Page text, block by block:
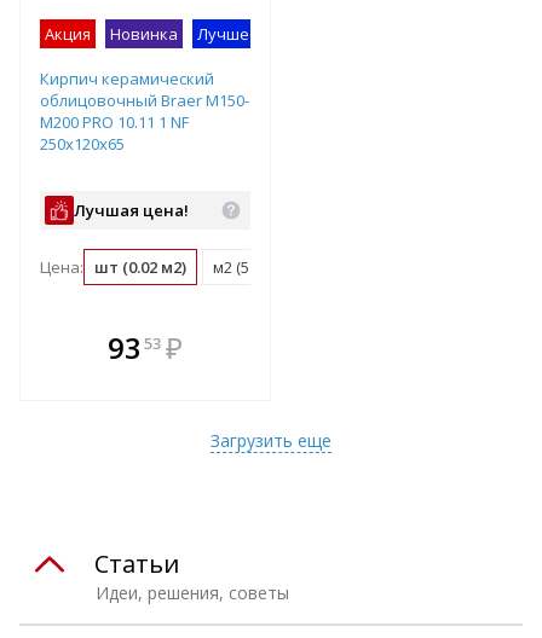
Акция Новинка Лучшее предложение
Кирпич керамический
облицовочный Braer M150-
M200 PRO 10.11 1 NF
250x120x65
Лучшая цена!
Цена: шт (0.02 м2) м2 (51 шт)
93 53 ₽
Загрузить еще
Идеи, решения, советы
Статьи